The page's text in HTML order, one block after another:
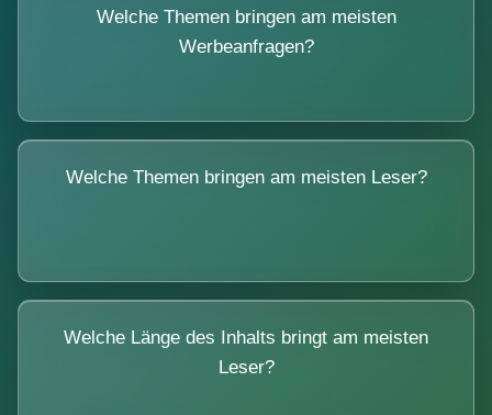
Welche Themen bringen am meisten
Werbeanfragen?
Welche Themen bringen am meisten Leser?
Welche Länge des Inhalts bringt am meisten
Leser?